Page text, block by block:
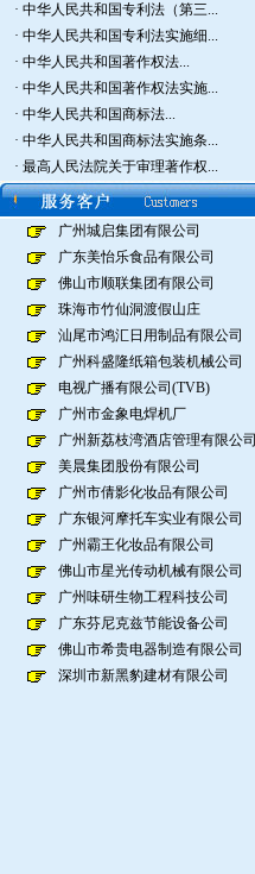
· 中华人民共和国专利法（第三...
· 中华人民共和国专利法实施细...
· 中华人民共和国著作权法...
· 中华人民共和国著作权法实施...
· 中华人民共和国商标法...
· 中华人民共和国商标法实施条...
· 最高人民法院关于审理著作权...
广州城启集团有限公司
广东美怡乐食品有限公司
佛山市顺联集团有限公司
珠海市竹仙洞渡假山庄
汕尾市鸿汇日用制品有限公司
广州科盛隆纸箱包装机械公司
电视广播有限公司(TVB)
广州市金象电焊机厂
广州新荔枝湾酒店管理有限公司
美晨集团股份有限公司
广州市倩影化妆品有限公司
广东银河摩托车实业有限公司
广州霸王化妆品有限公司
佛山市星光传动机械有限公司
广州味研生物工程科技公司
广东芬尼克兹节能设备公司
佛山市希贵电器制造有限公司
深圳市新黑豹建材有限公司